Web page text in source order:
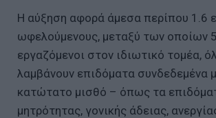
Η αύξηση αφορά άμεσα περίπου 1.6
ωφελούμενους, μεταξύ των οποίων
εργαζόμενοι στον ιδιωτικό τομέα,
λαμβάνουν επιδόματα συνδεδεμένα
κατώτατο μισθό – όπως τα
μητρότητας, γονικής άδειας,